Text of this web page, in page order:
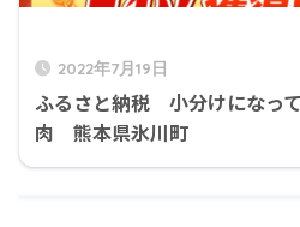
2022年7月19日
ふるさと納税 小分けになっ
肉 熊本県氷川町